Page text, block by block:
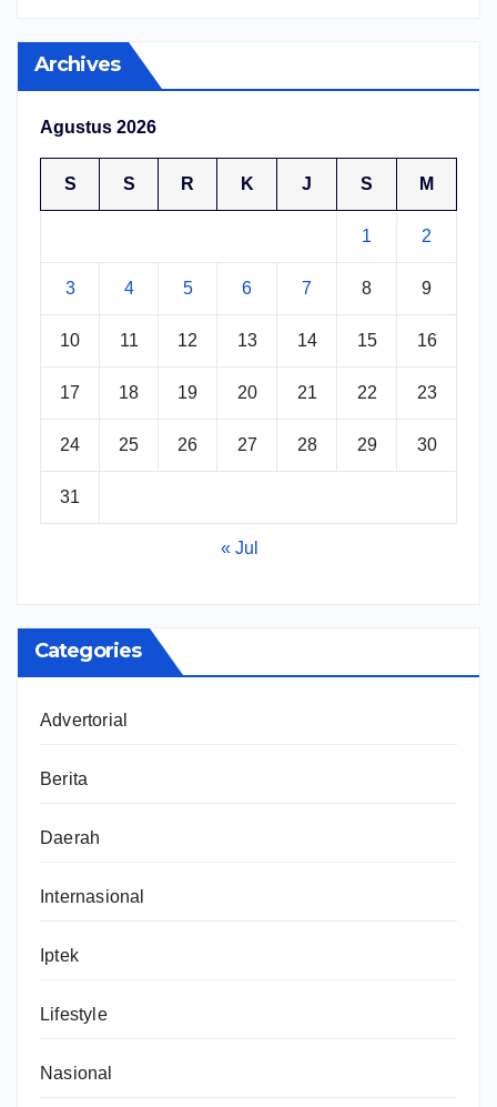
Archives
Agustus 2026
S S R K J S M
1 2
3 4 5 6 7 8 9
10 11 12 13 14 15 16
17 18 19 20 21 22 23
24 25 26 27 28 29 30
31
« Jul
Categories
Advertorial
Berita
Daerah
Internasional
Iptek
Lifestyle
Nasional